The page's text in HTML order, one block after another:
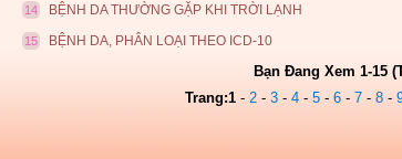
14 BỆNH DA THƯỜNG GẶP KHI TRỜI LẠNH
15 BỆNH DA, PHÂN LOẠI THEO ICD-10
Bạn Đang Xem 1-15
Trang:1- 2- 3- 4- 5- 6- 7- 8-